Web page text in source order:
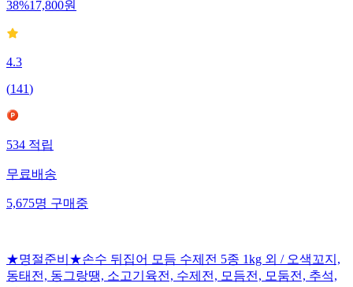
38%17,800원
4.3
(141)
534적립
무료배송
5,675명구매중
★명절준비★손수 뒤집어 모듬 수제전 5종 1kg 외 / 오색꼬지,
동태전, 동그랑땡, 소고기육전, 수제전, 모듬전, 모둠전, 추석,